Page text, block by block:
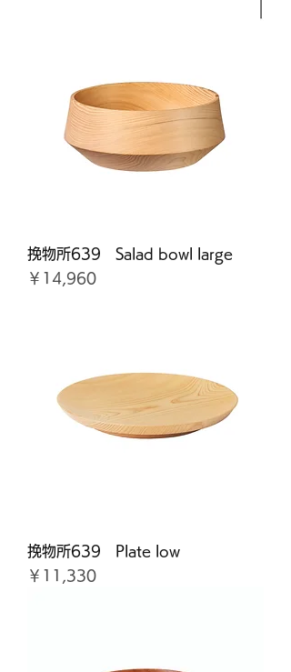
挽物所639 Salad bowl large
価格
￥14,960
挽物所639 Plate low
価格
￥11,330